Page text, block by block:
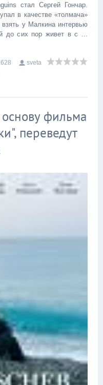
стал Сергей Гончар.
в качестве «толмача»
у Малкина интервью
до сих пор живет в с
sveta
фильма
переведут